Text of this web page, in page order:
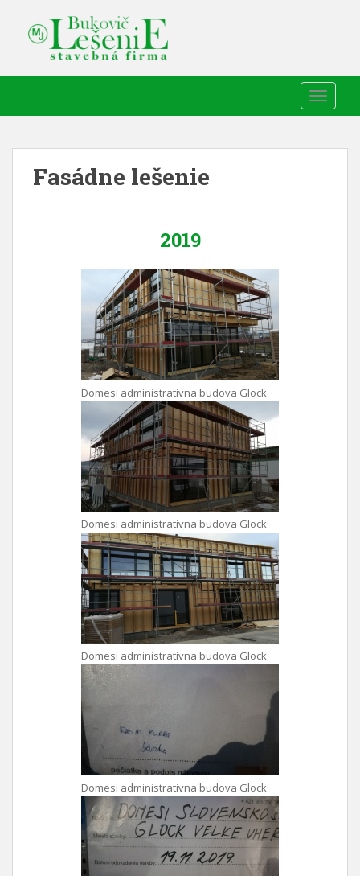
Fasádne lešenie
2019
Domesi administrativna budova Glock
Domesi administrativna budova Glock
Domesi administrativna budova Glock
Domesi administrativna budova Glock